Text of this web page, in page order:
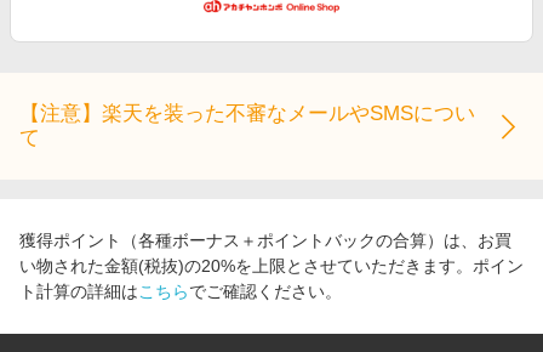
【注意】楽天を装った不審なメールやSMSについ
て
獲得ポイント（各種ボーナス＋ポイントバックの合算）は、お買
い物された金額(税抜)の20%を上限とさせていただきます。ポイン
ト計算の詳細はこちらでご確認ください。